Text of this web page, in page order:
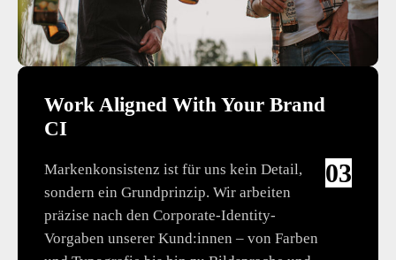
Work Aligned With Your Brand
CI
03
Markenkonsistenz ist für uns kein Detail,
sondern ein Grundprinzip. Wir arbeiten
präzise nach den Corporate-Identity-
Vorgaben unserer Kund:innen – von Farben